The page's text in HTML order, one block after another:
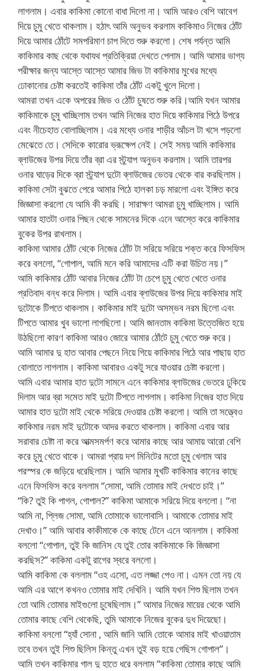
লাগলাম। এবার কাকিমা কোনো বাধা দিলো না। আমি আরও বেশি আবেগ
দিয়ে চুমু খেতে থাকলাম। হঠাৎ আমি অনুভব করলাম কাকিমাও নিজের ঠোঁট
দিয়ে আমার ঠোঁটে সমপরিমাণ চাপ দিতে শুরু করলো। শেষ পর্যন্ত আমি
কাকিমার কাছ থেকে যথাযথ প্রতিক্রিয়া দেখতে পেলাম। আমি আমার ভাগ্য
পরীক্ষার জন্য আস্তে আস্তে আমার জিভ টা কাকিমার মুখের মধ্যে
ঢোকানোর চেষ্টা করতেই কাকিমা তাঁর ঠোঁট একটু খুলে দিলো।
আমরা তখন একে অপরের জিভ ও ঠোঁট চুষতে শুরু করি।আমি যখন আমার
কাকিমাকে চুমু খাচ্ছিলাম তখন আমি নিজের হাত দিয়ে কাকিমার পিঠে উপরে
এবং নীচেহাত বোলাচ্ছিলাম। এর মধ্যে ওনার শাড়ীর আঁচল টা খসে পড়লো
মেঝেতে তে। সেদিকে কারোর ভ্রূক্ষেপ নেই। সেই সময় আমি কাকিমার
ব্লাউজের উপর দিয়ে তাঁর ব্রা এর স্ট্র্যাপ অনুভব করলাম। আমি তারপর
ওনার ঘাড়ের দিকে ব্রা স্ট্র্যাপ দুটো ব্লাউজের ভেতর থেকে বার করছিলাম।
কাকিমা সেটা বুঝতে পেরে আমার পিঠে হালকা চড় মারলো এবং ইঙ্গিত করে
জিজ্ঞাসা করলো যে আমি কী করছি। সারাক্ষণ আমরা চুমু খাচ্ছিলাম। আমি
আমার হাতটা ওনার পিছন থেকে সামনের দিকে এনে আস্তে করে কাকিমার
বুকের উপর রাখলাম।
কাকিমা আমার ঠোঁট থেকে নিজের ঠোঁট টা সরিয়ে সরিয়ে শক্ত করে ফিসফিস
করে বললো, “গোপাল, আমি মনে করি আমাদের এটি করা উচিত নয়।”
আমি কাকিমার ঠোঁট আবার নিজের ঠোঁট টা চেপে চুমু খেতে খেতে ওনার
প্রতিবাদ বন্ধ করে দিলাম। আমি এবার ব্লাউজের উপর দিয়ে কাকিমার মাই
দুটোকে টিপতে থাকলাম। কাকিমার মাই দুটো অসম্ভব নরম ছিলো এবং
টিপতে আমার খুব ভালো লাগছিলো। আমি জানতাম কাকিমা উত্তেজিত হয়ে
উঠছিলো কারণ কাকিমা আরও জোরে আমার ঠোঁটে চুমু খেতে শুরু করে।
আমি আমার দু হাত আবার পেছনে নিয়ে গিয়ে কাকিমার পিঠে আর পাছায় হাত
বোলাতে লাগলাম। কাকিমা আবারও একটু সরে যাওয়ার চেষ্টা করলো।
আমি এবার আমার হাত দুটো সামনে এনে কাকিমার ব্লাউজের ভেতরে ঢুকিয়ে
দিলাম আর ব্রা সমেত মাই দুটো টিপতে লাগলাম। কাকিমা নিজের হাত দিয়ে
আমার হাত দুটো মাই থেকে সরিয়ে দেওয়ার চেষ্টা করলো। আমি তা সত্ত্বেও
কাকিমার নরম মাই দুটোকে আদর করতে থাকলাম। কাকিমা এবার আর
সরাবার চেষ্টা না করে আত্মসমর্পণ করে আমার কাছে আর আমায় আরো বেশি
করে চুমু খেতে থাকে। আমরা প্রায় দশ মিনিটের মতো চুমু খেলাম আর
পরস্পর কে জড়িয়ে ধরেছিলাম। আমি আমার মুখটি কাকিমার কানের কাছে
এনে ফিসফিস করে বললাম “সোমা, আমি তোমার মাই দেখতে চাই।”
“কি? তুই কি পাগল, গোপাল?” কাকিমা আমাকে সরিয়ে দিয়ে বললো। “না
আমি না, প্লিজ সোমা, আমি তোমাকে ভালোবাসি। আমাকে তোমার মাই
দেখাও।” আমি আবার কাকীমাকে কে কাছে টেনে এনে আনলাম। কাকিমা
বললো “গোপাল, তুই কি জানিস যে তুই তোর কাকিমাকে কি জিজ্ঞাসা
করছিস?” কাকিমা একটু রাগের স্বরে বললো।
আমি কাকিমা কে বললাম “ওহ এসো, এত লজ্জা পেও না। এমন তো নয় যে
আমি এর আগে কখনও তোমার মাই দেখিনি। আমি যখন শিশু ছিলাম তখন
তো আমি তোমার মাইগুলো চুষেছিলাম।” আমার নিজের মায়ের থেকে আমি
তোমার কাছে বেশি থেকেছি, তুমি আমাকে নিজের বুকের দুধ দিয়েছো।
কাকিমা বললো “হ্যাঁ সোনা , আমি জানি আমি তোকে আমার মাই খাওয়াতাম
তবে তখন তুই শিশু ছিলিস কিন্তু এখন তুই বড় হয়ে গেছিস গোপাল”।
আমি তখন কাকিমার গাল দু হাতে ধরে বললাম “কাকিমা তোমার কাছে আমি